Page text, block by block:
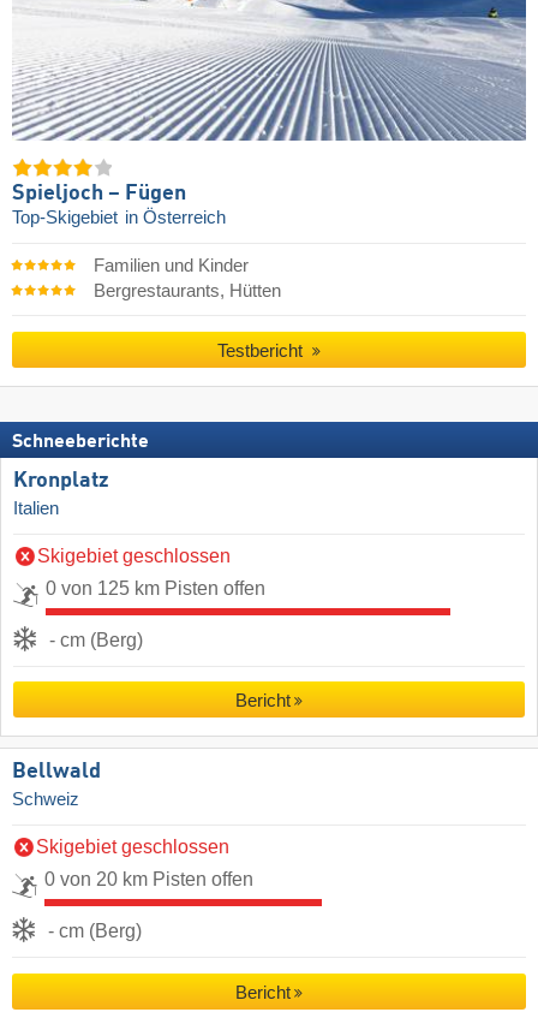
Spieljoch – Fügen
Top-Skigebiet in Österreich
Familien und Kinder
Bergrestaurants, Hütten
Testbericht
Schneeberichte
Kronplatz
Italien
Skigebiet geschlossen
0 von 125 km Pisten offen
- cm (Berg)
Bericht
Bellwald
Schweiz
Skigebiet geschlossen
0 von 20 km Pisten offen
- cm (Berg)
Bericht